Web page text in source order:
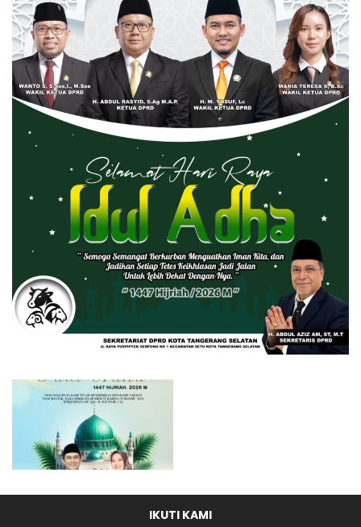
IKUTI KAMI